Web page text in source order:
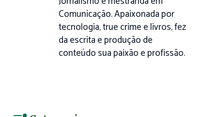
Comunicação. Apaixonada por
tecnologia, true crime e livros, fez
da escrita e produção de
conteúdo sua paixão e profissão.